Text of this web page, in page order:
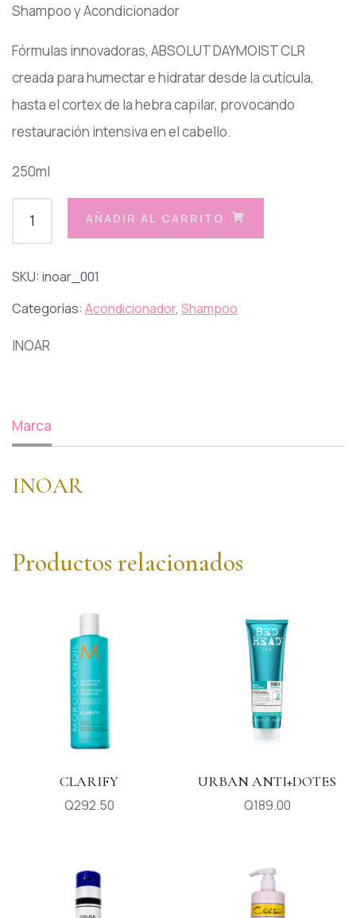
Shampoo y Acondicionador
Fórmulas innovadoras, ABSOLUT DAYMOIST CLR
creada para humectar e hidratar desde la cutícula,
hasta el cortex de la hebra capilar, provocando
restauración intensiva en el cabello.
250ml
AÑADIR AL CARRITO
SKU:inoar_001
Categorías: Acondicionador, Shampoo
INOAR
Marca
INOAR
Productos relacionados
CLARIFY
Q292.50
URBAN ANTI+DOTES
Q189.00